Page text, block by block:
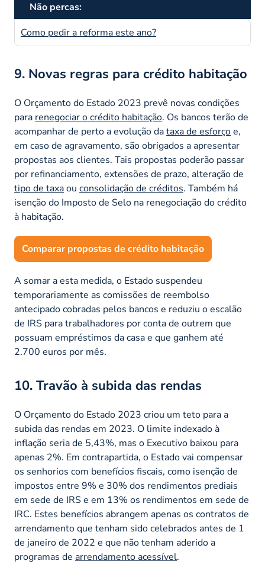
Não percas:
Como pedir a reforma este ano?
9. Novas regras para crédito habitação
O Orçamento do Estado 2023 prevê novas condições
para renegociar o crédito habitação. Os bancos terão de
acompanhar de perto a evolução dataxa de esforçoe,
em caso de agravamento, são obrigados a apresentar
propostas aos clientes. Tais propostas poderão passar
por refinanciamento, extensões de prazo, alteração de
tipo de taxaou consolidação de créditos. Também há
isenção do Imposto de Selo na renegociação do crédito
à habitação.
Comparar propostas de crédito habitação
A somar a esta medida, o Estado suspendeu
temporariamente as comissões de reembolso
antecipado cobradas pelos bancos e reduziu o escalão
de IRS para trabalhadores por conta de outrem que
possuam empréstimos da casa e que ganhem até
2.700 euros por mês.
10. Travão à subida das rendas
O Orçamento do Estado 2023 criou um teto para a
subida das rendas em 2023. O limite indexado à
inflação seria de 5,43%, mas o Executivo baixou para
apenas 2%. Em contrapartida, o Estado vai compensar
os senhorios com benefícios fiscais, como isenção de
impostos entre 9% e 30% dos rendimentos prediais
em sede de IRS e em 13% os rendimentos em sede de
IRC. Estes benefícios abrangem apenas os contratos de
arrendamento que tenham sido celebrados antes de 1
de janeiro de 2022 e que não tenham aderido a
programas de arrendamento acessível.